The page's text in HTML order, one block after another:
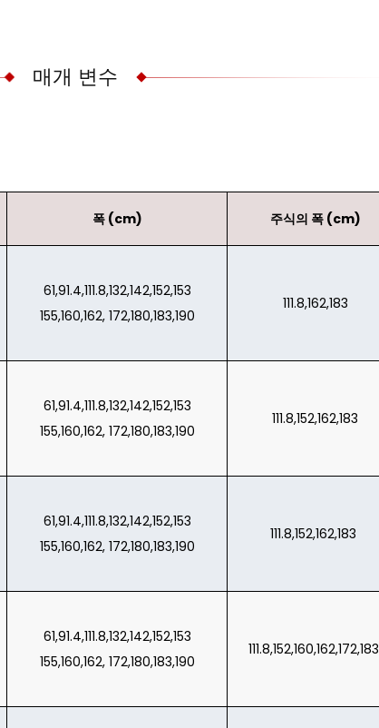
매개 변수
폭 (cm) 주식의 폭 (cm)
61,91.4,111.8,132,142,152,153
155,160,162, 172,180,183,190
111.8,162,183
61,91.4,111.8,132,142,152,153
155,160,162, 172,180,183,190
111.8,152,162,183
61,91.4,111.8,132,142,152,153
155,160,162, 172,180,183,190
111.8,152,162,183
61,91.4,111.8,132,142,152,153
155,160,162, 172,180,183,190
111.8,152,160,162,172,183